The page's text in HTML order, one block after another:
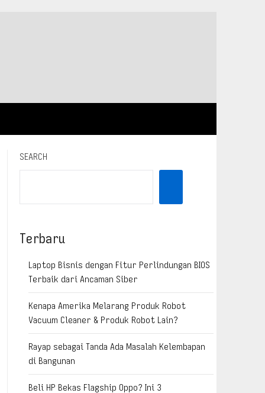
SEARCH
Terbaru
Laptop Bisnis dengan Fitur Perlindungan BIOS
Terbaik dari Ancaman Siber
Kenapa Amerika Melarang Produk Robot
Vacuum Cleaner & Produk Robot Lain?
Rayap sebagai Tanda Ada Masalah Kelembapan
di Bangunan
Beli HP Bekas Flagship Oppo? Ini 3